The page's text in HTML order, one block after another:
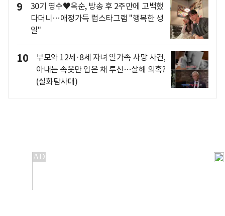
9
30기 영수♥옥순, 방송 후 2주만에 고백했
다더니…애정가득 럽스타그램 "행복한 생
일"
10
부모와 12세·8세 자녀 일가족 사망 사건,
아내는 속옷만 입은 채 투신…살해 의혹?
(실화탐사대)